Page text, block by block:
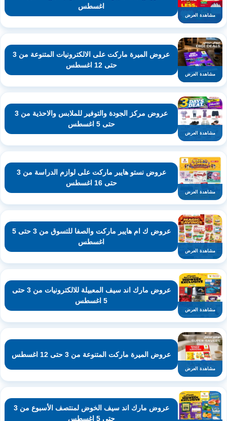
مشاهدة العرض
اغسطس
مشاهدة العرض
عروض الميرة ماركت على الالكترونيات المتنوعة من 3
حتى 12 اغسطس
مشاهدة العرض
عروض مركز الجودة والتوفير للملابس والاحذية من 3
حتى 5 اغسطس
مشاهدة العرض
عروض نستو هايبر ماركت على لوازم الدراسة من 3
حتى 16 اغسطس
مشاهدة العرض
عروض ك ام هايبر ماركت والصفا للتسوق من 3 حتى 5
اغسطس
مشاهدة العرض
عروض مارك اند سيف المعبيلة للالكترونيات من 3 حتى
5 اغسطس
مشاهدة العرض
عروض الميرة ماركت المتنوعة من 3 حتى 12 اغسطس
عروض مارك اند سيف الخوض لمنتصف الأسبوع من 3
حتى 5 اغسطس